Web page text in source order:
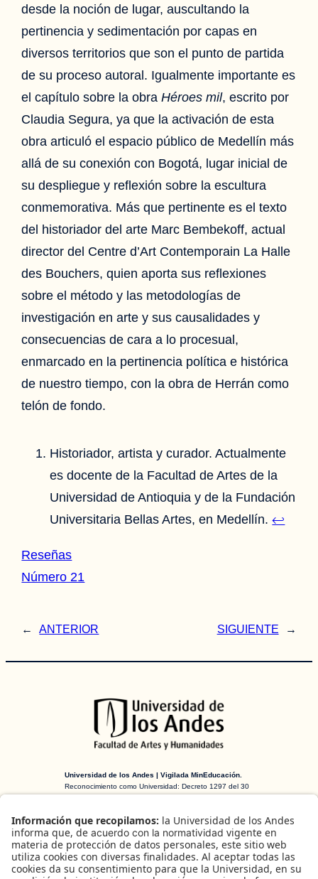
desde la noción de lugar, auscultando la
pertinencia y sedimentación por capas en
diversos territorios que son el punto de partida
de su proceso autoral. Igualmente importante es
el capítulo sobre la obraHéroes mil, escrito por
Claudia Segura, ya que la activación de esta
obra articuló el espacio público de Medellín más
allá de su conexión con Bogotá, lugar inicial de
su despliegue y reflexión sobre la escultura
conmemorativa. Más que pertinente es el texto
del historiador del arte Marc Bembekoff, actual
director del Centre d’Art Contemporain La Halle
des Bouchers, quien aporta sus reflexiones
sobre el método y las metodologías de
investigación en arte y sus causalidades y
consecuencias de cara a lo procesual,
enmarcado en la pertinencia política e histórica
de nuestro tiempo, con la obra de Herrán como
telón de fondo.
Historiador, artista y curador. Actualmente
es docente de la Facultad de Artes de la
Universidad de Antioquia y de la Fundación
Universitaria Bellas Artes, en Medellín.↩︎
Reseñas
Número 21
← ANTERIOR SIGUIENTE →
Universidad de los Andes | Vigilada MinEducación.
Reconocimiento como Universidad: Decreto 1297 del 30
H-ART Revista de historia, teoría y crítica
de artees una publicación arbitrada
creada en 2016 financiada por el